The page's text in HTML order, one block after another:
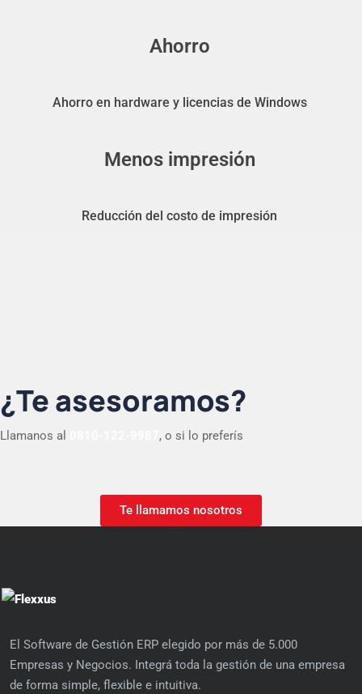
Ahorro
Ahorro en hardware y licencias de Windows
Menos impresión
Reducción del costo de impresión
¿Te asesoramos?
Llamanos al , o si lo preferís
Te llamamos nosotros
El Software de Gestión ERP elegido por más de 5.000
Empresas y Negocios. Integrá toda la gestión de una empresa
de forma simple, flexible e intuitiva.